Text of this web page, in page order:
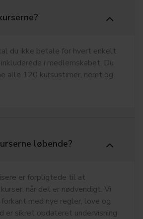
du ikke betale for hvert enkelt
i medlemskabet. Du
alle 120 kursustimer, nemt og
løbende?
er forpligtede til at
når det er nødvendigt. Vi
med nye regler, love og
er sikret opdateret undervisning